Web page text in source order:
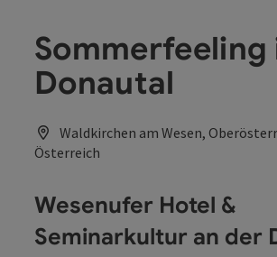
Sommerfeeling
Donautal
Waldkirchen am Wesen,
Österreich
Wesenufer Hotel &
Seminarkultur an der